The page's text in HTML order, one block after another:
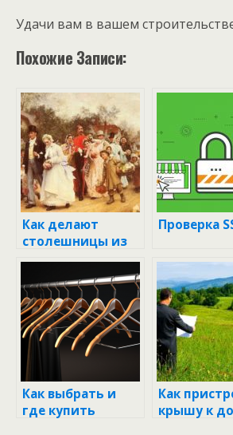
Удачи вам в вашем
Похожие Записи:
Как делают
столешницы из
искусственного
камня: шаг за
шагом
Проверка
Как выбрать и
где купить
Как
крышу к